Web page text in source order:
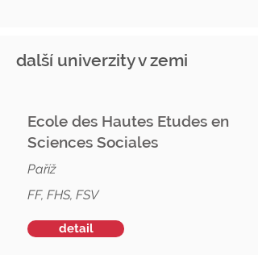
další univerzity v zemi
Ecole des Hautes Etudes en
Sciences Sociales
Paříž
FF, FHS, FSV
detail